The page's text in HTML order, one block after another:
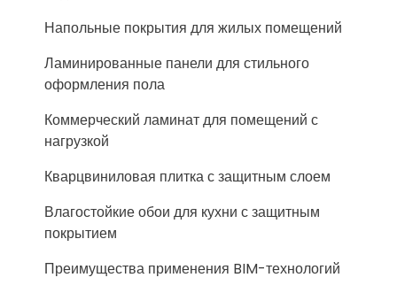
Напольные покрытия для жилых помещений
Ламинированные панели для стильного
оформления пола
Коммерческий ламинат для помещений с
нагрузкой
Кварцвиниловая плитка с защитным слоем
Влагостойкие обои для кухни с защитным
покрытием
Преимущества применения BIM-технологий